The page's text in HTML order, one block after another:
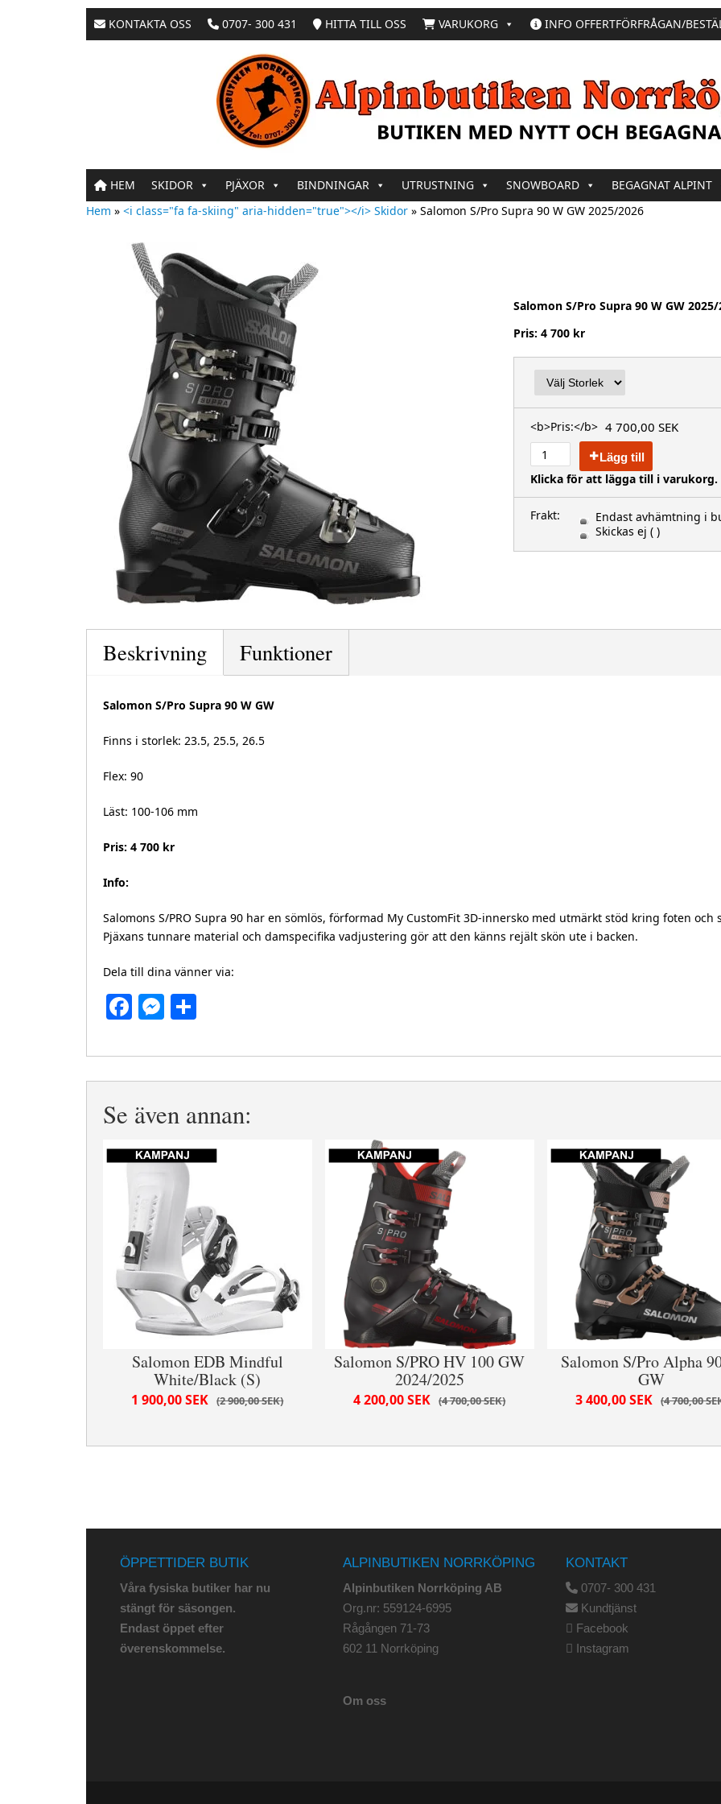
KONTAKTA OSS 0707- 300 431 HITTA TILL OSS VARUKORG INFO OFFERTFÖRFRÅGAN/
HEM SKIDOR PJÄXOR BINDNINGAR UTRUSTNING SNOWBOARD BEGAGNAT ALPINT
Hem » <i class="fa fa-skiing" aria-hidden="true"></i> Skidor » Salomon S/Pro Supra 90 W GW 2025/2026
Salomon S/Pro Supra 90 W GW 2025/
Pris: 4 700 kr
<b>Pris:</b> 4 700,00 SEK
Lägg till
Klicka för att lägga till i varukorg.
Frakt: Endast avhämtning i
Skickas ej ( )
Beskrivning Funktioner
Salomon S/Pro Supra 90 W GW
Finns i storlek: 23.5, 25.5, 26.5
Flex: 90
Läst: 100-106 mm
Pris: 4 700 kr
Info:
Salomons S/PRO Supra 90 har en sömlös, förformad My CustomFit 3D-innersko med utmärkt stöd kring foten
Pjäxans tunnare material och damspecifika vadjustering gör att den känns rejält skön ute i backen.
Dela till dina vänner via:
Facebook
Messenger
Se även annan:
Salomon EDB Mindful
White/Black (S)
2 900,00 SEK
1 900,00 SEK
Salomon S/PRO HV 100 GW
2024/2025
4 700,00 SEK
4 200,00 SEK
Salomon S/Pro Alpha
GW
4 700,00
3 400,00 SEK
ÖPPETTIDER BUTIK
Våra fysiska butiker har nu
stängt för säsongen.
Endast öppet efter
överenskommelse.
ALPINBUTIKEN NORRKÖPING
Alpinbutiken Norrköping AB
Org.nr: 559124-6995
Rågången 71-73
602 11 Norrköping
Om oss
KONTAKT
0707- 300 431
Kundtjänst
Facebook
Instagram